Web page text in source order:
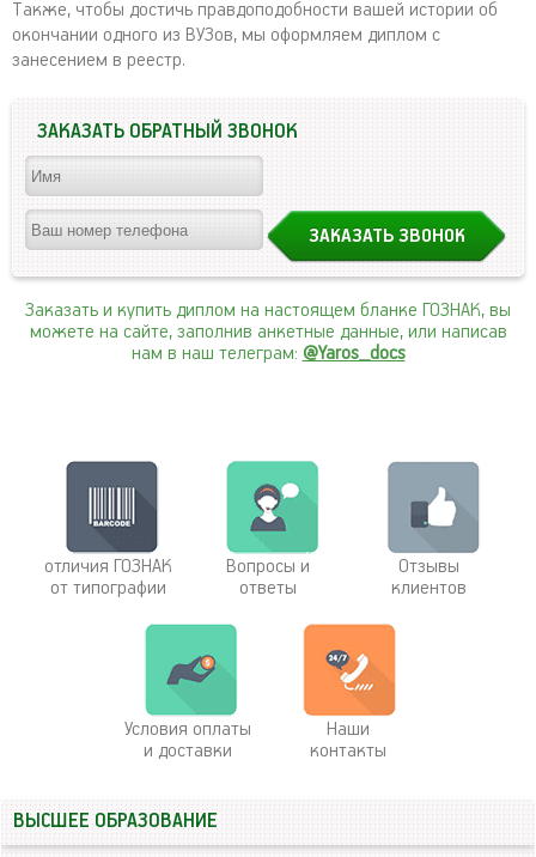
Также, чтобы достичь правдоподобности вашей истории об
окончании одного из ВУЗов, мы оформляем диплом с
занесением в реестр.
ЗАКАЗАТЬ ОБРАТНЫЙ ЗВОНОК
Заказать и купить диплом на настоящем бланке ГОЗНАК, вы
можете на сайте, заполнив анкетные данные, или написав
нам в наш телеграм: @Yaros_docs
отличия ГОЗНАК
от типографии
Вопросы и
ответы
Отзывы
клиентов
Условия оплаты
и доставки
Наши
контакты
ВЫСШЕЕ ОБРАЗОВАНИЕ